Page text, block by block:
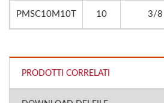
PMSC10M10T 10 3/8
PRODOTTI CORRELATI